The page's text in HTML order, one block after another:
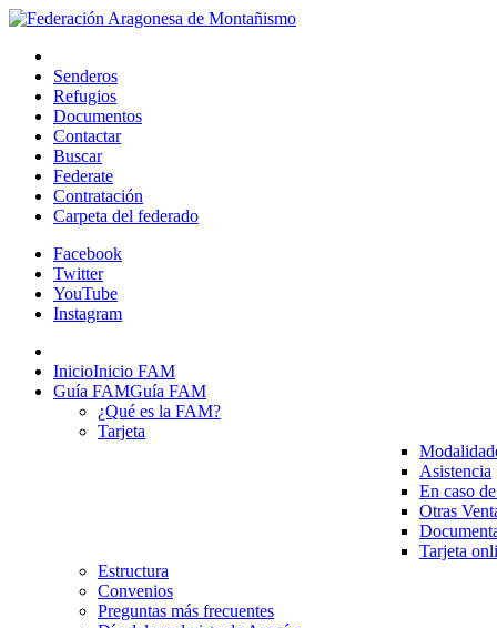
Senderos
Refugios
Documentos
Contactar
Buscar
Federate
Contratación
Carpeta del federado
Facebook
Twitter
YouTube
Instagram
InicioInicio FAM
Guía FAMGuía FAM
¿Qué es la FAM?
Tarjeta
Asistencia
En caso
Otras
Tarjeta
Estructura
Convenios
Preguntas más frecuentes